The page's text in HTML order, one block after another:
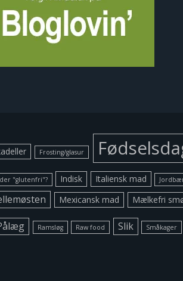
Frosting/glasur
"glutenfri"? Indisk Italiensk mad
Mexicansk mad Mælkefri
Ramsløg Raw food Slik Småkager